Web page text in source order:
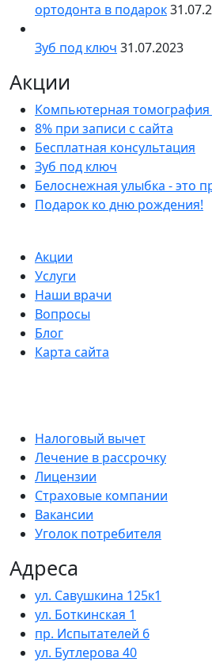
ортодонта в подарок
Зуб под ключ 31.07.2023
Акции
Компьютерная томография
8% при записи с сайта
Бесплатная консультация
Зуб под ключ
Белоснежная улыбка - это
Подарок ко дню рождения!
Акции
Услуги
Наши врачи
Вопросы
Блог
Карта сайта
Налоговый вычет
Лечение в рассрочку
Лицензии
Страховые компании
Вакансии
Уголок потребителя
Адреса
ул. Савушкина 125к1
ул. Боткинская 1
пр. Испытателей 6
ул. Бутлерова 40